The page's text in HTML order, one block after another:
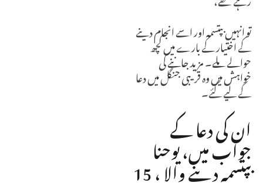
تو انہیں بپتسمہ اور اسے انجام دینے
کے اختیار کے بارے میں کچھ
حوالے ملے۔ مزید جاننے کی
خواہش میں وہ قریبی جنگل میں دعا
کے لیے گئے۔
ان کی دعا کے
جواب میں، یوحنا
بپتسمہ دینے والا ، 15